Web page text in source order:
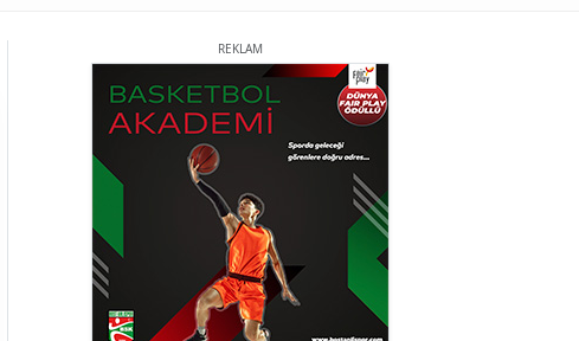
REKLAM
A. BAHRİ VRESKALA
Köşe Yazarı
ESAT ERÇETİNGÖZ
FİRDEVS TUNÇAY